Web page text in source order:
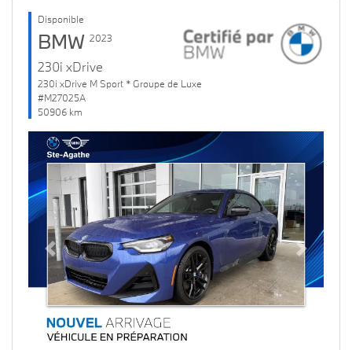
Disponible
BMW 2023
230i xDrive
230i xDrive M Sport * Groupe de Luxe
#M27025A
50906 km
Previous Next